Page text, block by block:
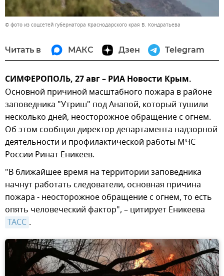
© фото из соцсетей губернатора Краснодарского края В. Кондратьева
Читать в МАКС Дзен Telegram
СИМФЕРОПОЛЬ, 27 авг – РИА Новости Крым.
Основной причиной масштабного пожара в районе
заповедника "Утриш" под Анапой, который тушили
несколько дней, неосторожное обращение с огнем.
Об этом сообщил директор департамента надзорной
деятельности и профилактической работы МЧС
России Ринат Еникеев.
"В ближайшее время на территории заповедника
начнут работать следователи, основная причина
пожара - неосторожное обращение с огнем, то есть
опять человеческий фактор", – цитирует Еникеева
ТАСС .